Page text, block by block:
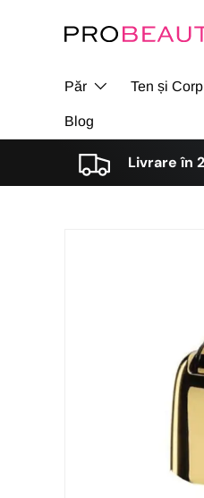
Sari la conținut
Păr Ten și Corp
Blog
Livrare în